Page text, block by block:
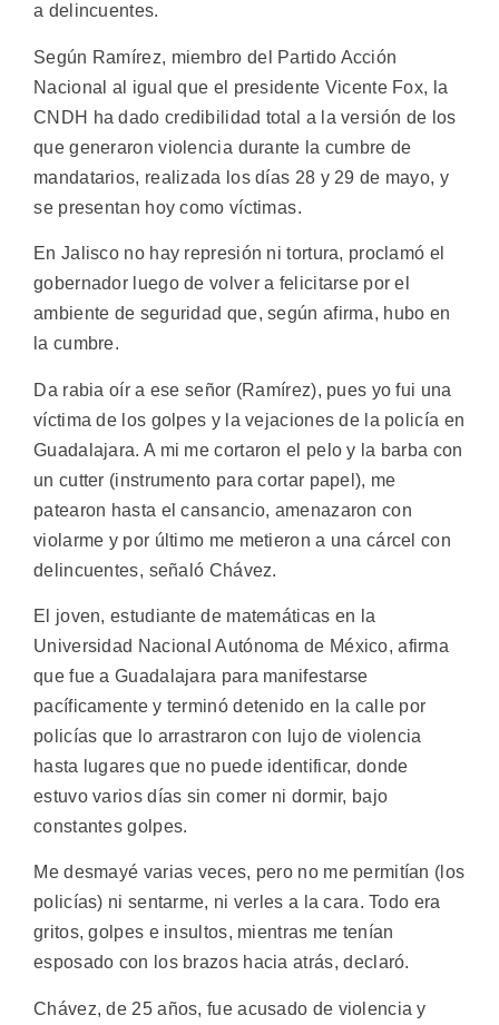
a delincuentes.
Según Ramírez, miembro del Partido Acción
Nacional al igual que el presidente Vicente Fox, la
CNDH ha dado credibilidad total a la versión de los
que generaron violencia durante la cumbre de
mandatarios, realizada los días 28 y 29 de mayo, y
se presentan hoy como víctimas.
En Jalisco no hay represión ni tortura, proclamó el
gobernador luego de volver a felicitarse por el
ambiente de seguridad que, según afirma, hubo en
la cumbre.
Da rabia oír a ese señor (Ramírez), pues yo fui una
víctima de los golpes y la vejaciones de la policía en
Guadalajara. A mi me cortaron el pelo y la barba con
un cutter (instrumento para cortar papel), me
patearon hasta el cansancio, amenazaron con
violarme y por último me metieron a una cárcel con
delincuentes, señaló Chávez.
El joven, estudiante de matemáticas en la
Universidad Nacional Autónoma de México, afirma
que fue a Guadalajara para manifestarse
pacíficamente y terminó detenido en la calle por
policías que lo arrastraron con lujo de violencia
hasta lugares que no puede identificar, donde
estuvo varios días sin comer ni dormir, bajo
constantes golpes.
Me desmayé varias veces, pero no me permitían (los
policías) ni sentarme, ni verles a la cara. Todo era
gritos, golpes e insultos, mientras me tenían
esposado con los brazos hacia atrás, declaró.
Chávez, de 25 años, fue acusado de violencia y